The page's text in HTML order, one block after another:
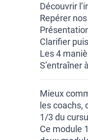
Découvrir
Repérer
Clarifier
Les 4
S’entraîner
Mieux
les coachs,
1/3 du
Ce module